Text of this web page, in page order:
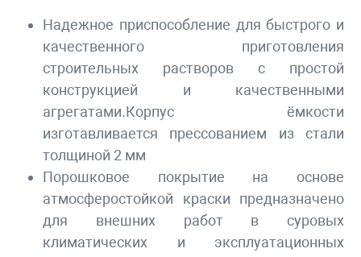
Надежное приспособление для быстрого и
качественного приготовления
строительных растворов с простой
конструкцией и качественными
агрегатами.Корпус ёмкости
изготавливается прессованием из стали
толщиной 2 мм
Порошковое покрытие на основе
атмосферостойкой краски предназначено
для внешних работ в суровых
климатических и эксплуатационных